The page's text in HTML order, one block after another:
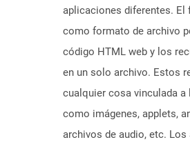
aplicaciones diferentes.
como formato de archivo
código HTML web y los
en un solo archivo. Estos
cualquier cosa vinculada a
como imágenes, applets,
archivos de audio, etc.